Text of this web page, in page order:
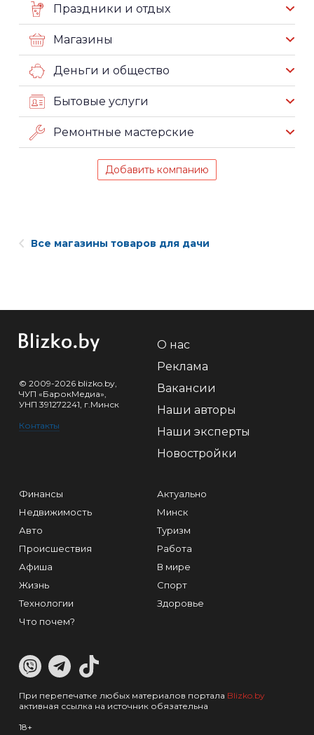
Праздники и отдых
Магазины
Деньги и общество
Бытовые услуги
Ремонтные мастерские
Добавить компанию
Все магазины товаров для дачи
© 2009-2026 blizko.by,
ЧУП «БарокМедиа»,
УНП 391272241, г.Минск
Контакты
О нас
Реклама
Вакансии
Наши авторы
Наши эксперты
Новостройки
Финансы
Недвижимость
Авто
Происшествия
Афиша
Жизнь
Технологии
Что почем?
Актуально
Минск
Туризм
Работа
В мире
Спорт
Здоровье
При перепечатке любых материалов портала Blizko.by
активная ссылка на источник обязательна
18+